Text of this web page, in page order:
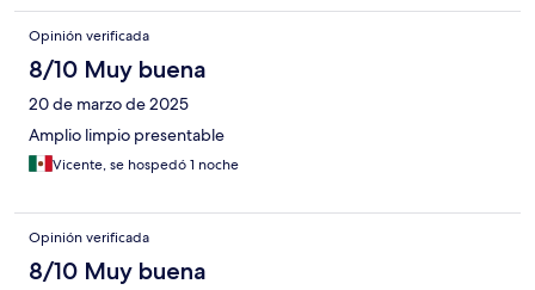
Opinión verificada
8/10 Muy buena
20 de marzo de 2025
Amplio limpio presentable
Vicente, se hospedó 1 noche
Opinión verificada
8/10 Muy buena